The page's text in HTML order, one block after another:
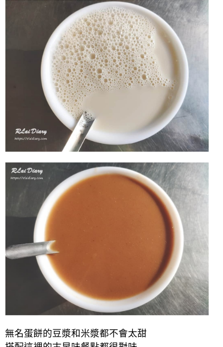
無名蛋餅的豆漿和米漿都不會太甜